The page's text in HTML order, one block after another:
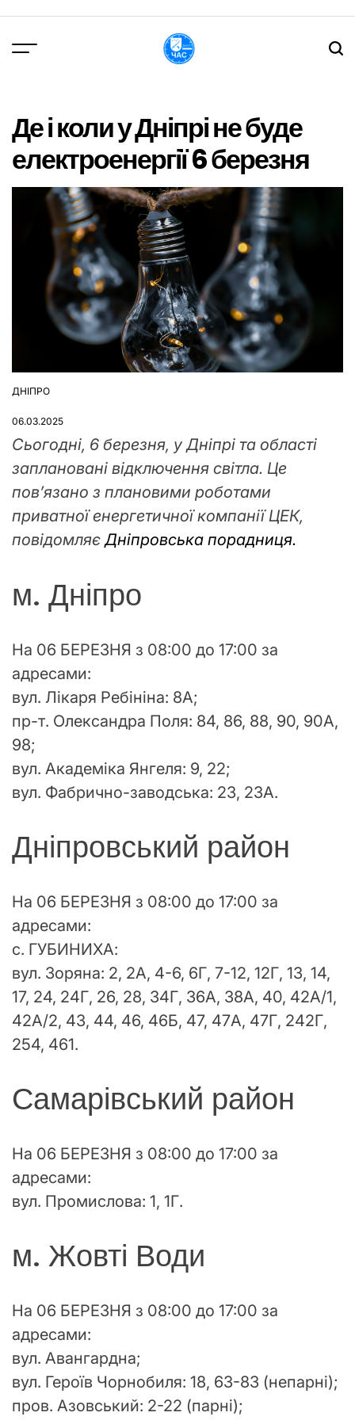
вмісту
Де і коли у Дніпрі не буде
електроенергії 6 березня
ОПУБЛІКУВАТИ
ДНІПРО
06.03.2025
Сьогодні, 6 березня, у Дніпрі та області
заплановані відключення світла. Це
пов’язано з плановими роботами
приватної енергетичної компанії ЦЕК,
повідомляє Дніпровська порадниця.
м. Дніпро
На 06 БЕРЕЗНЯ з 08:00 до 17:00 за
адресами:
вул. Лікаря Ребініна: 8А;
пр-т. Олександра Поля: 84, 86, 88, 90, 90А,
98;
вул. Академіка Янгеля: 9, 22;
вул. Фабрично-заводська: 23, 23А.
Дніпровський район
На 06 БЕРЕЗНЯ з 08:00 до 17:00 за
адресами:
с. ГУБИНИХА:
вул. Зоряна: 2, 2А, 4-6, 6Г, 7-12, 12Г, 13, 14,
17, 24, 24Г, 26, 28, 34Г, 36А, 38А, 40, 42А/1,
42А/2, 43, 44, 46, 46Б, 47, 47А, 47Г, 242Г,
254, 461.
Самарівський район
На 06 БЕРЕЗНЯ з 08:00 до 17:00 за
адресами:
вул. Промислова: 1, 1Г.
м. Жовті Води
На 06 БЕРЕЗНЯ з 08:00 до 17:00 за
адресами:
вул. Авангардна;
вул. Героїв Чорнобиля: 18, 63-83 (непарні);
пров. Азовський: 2-22 (парні);